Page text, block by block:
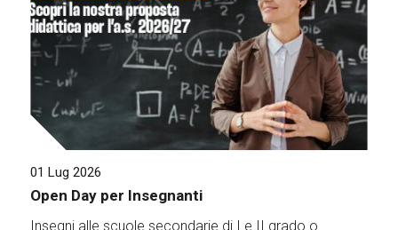
01 Lug 2026
Open Day per Insegnanti
Insegni alle scuole secondarie di I e II grado o